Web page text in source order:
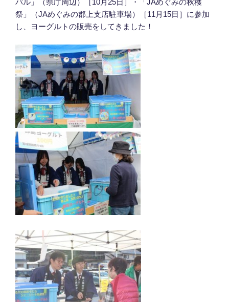
バル」（県庁周辺）［10月25日］・「JAめぐみの秋穫
祭」（JAめぐみの郡上支店駐車場）［11月15日］に参加
し、ヨーグルトの販売をしてきました！